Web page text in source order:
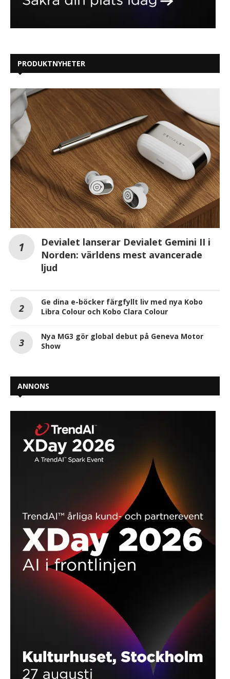
PRODUKTNYHETER
Devialet lanserar Devialet Gemini II i
Norden: världens mest avancerade
ljud
Ge dina e-böcker färgfyllt liv med nya Kobo
Libra Colour och Kobo Clara Colour
Nya MG3 gör global debut på Geneva Motor
Show
ANNONS